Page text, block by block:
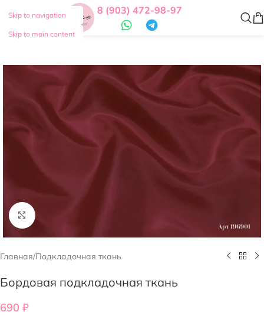
Skip to navigation
Skip to main content
8 (903) 472-98-97
Нажмите, чтобы увеличить
Главная/Подкладочная ткань
Бордовая подкладочная ткань
690 ₽